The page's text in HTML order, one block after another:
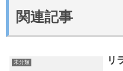
関連記事
未分類 リ